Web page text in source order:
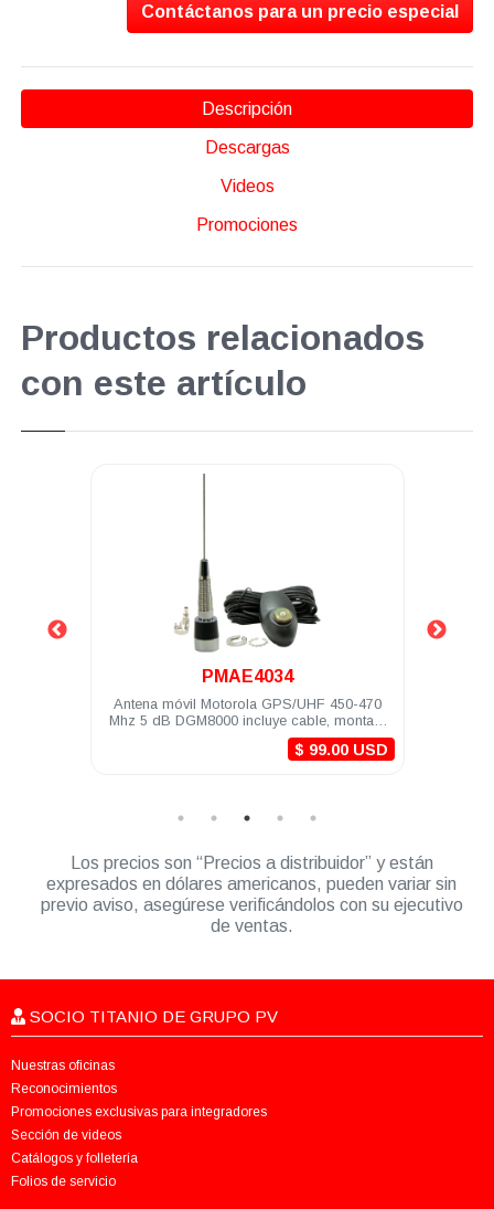
Contáctanos para un precio especial
Descripción
Descargas
Videos
Promociones
Productos relacionados
con este artículo
PMAE4034
Antena móvil Motorola GPS/UHF 450-470
Mhz 5 dB DGM8000 incluye cable, montaje
y conectores
$ 99.00 USD
Los precios son “Precios a distribuidor” y están
expresados en dólares americanos, pueden variar sin
previo aviso, asegúrese verificándolos con su ejecutivo
de ventas.
SOCIO TITANIO DE GRUPO PV
Nuestras oficinas
Reconocimientos
Promociones exclusivas para integradores
Sección de videos
Catálogos y folletería
Folios de servicio